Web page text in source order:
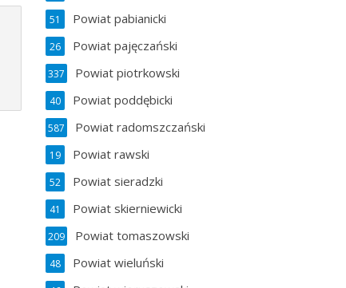
Powiat pabianicki
51
Powiat pajęczański
26
Powiat piotrkowski
337
Powiat poddębicki
40
Powiat radomszczański
587
Powiat rawski
19
Powiat sieradzki
52
Powiat skierniewicki
41
Powiat tomaszowski
209
Powiat wieluński
48